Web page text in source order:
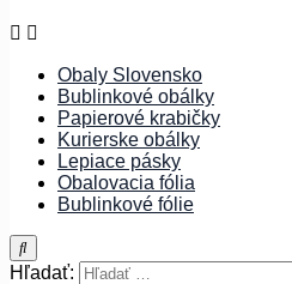
Obaly Slovensko
Bublinkové obálky
Papierové krabičky
Kurierske obálky
Lepiace pásky
Obalovacia fólia
Bublinkové fólie
Hľadať: